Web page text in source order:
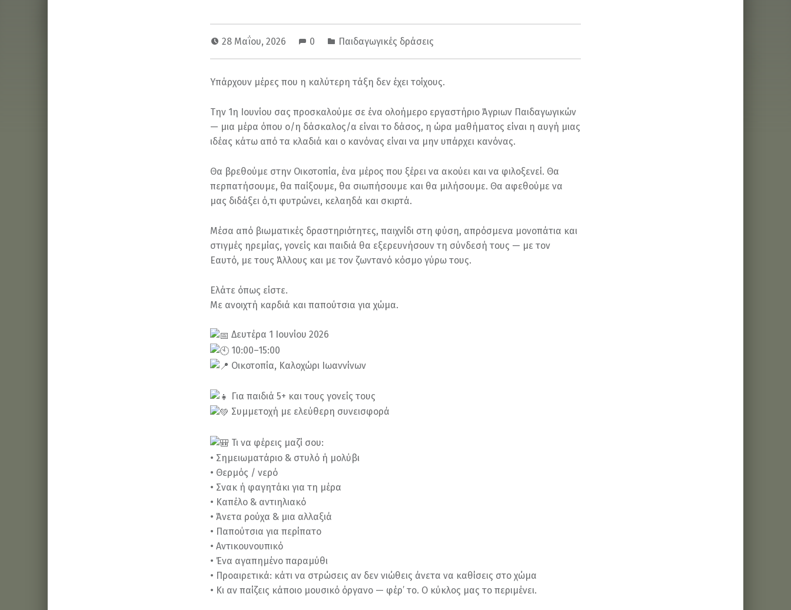
28 Μαΐου, 2026 0 Παιδαγωγικές δράσεις
Υπάρχουν μέρες που η καλύτερη τάξη δεν έχει τοίχους.
Την 1η Ιουνίου σας προσκαλούμε σε ένα ολοήμερο εργαστήριο Άγριων Παιδαγωγικών
— μια μέρα όπου ο/η δάσκαλος/α είναι το δάσος, η ώρα μαθήματος είναι η αυγή μιας
ιδέας κάτω από τα κλαδιά και ο κανόνας είναι να μην υπάρχει κανόνας.
Θα βρεθούμε στην Οικοτοπία, ένα μέρος που ξέρει να ακούει και να φιλοξενεί. Θα
περπατήσουμε, θα παίξουμε, θα σιωπήσουμε και θα μιλήσουμε. Θα αφεθούμε να
μας διδάξει ό,τι φυτρώνει, κελαηδά και σκιρτά.
Μέσα από βιωματικές δραστηριότητες, παιχνίδι στη φύση, απρόσμενα μονοπάτια και
στιγμές ηρεμίας, γονείς και παιδιά θα εξερευνήσουν τη σύνδεσή τους — με τον
Εαυτό, με τους Άλλους και με τον ζωντανό κόσμο γύρω τους.
Ελάτε όπως είστε.
Με ανοιχτή καρδιά και παπούτσια για χώμα.
Δευτέρα 1 Ιουνίου 2026
10:00–15:00
Οικοτοπία, Καλοχώρι Ιωαννίνων
Για παιδιά 5+ και τους γονείς τους
Συμμετοχή με ελεύθερη συνεισφορά
Τι να φέρεις μαζί σου:
• Σημειωματάριο & στυλό ή μολύβι
• Θερμός / νερό
• Σνακ ή φαγητάκι για τη μέρα
• Καπέλο & αντιηλιακό
• Άνετα ρούχα & μια αλλαξιά
• Παπούτσια για περίπατο
• Αντικουνουπικό
• Ένα αγαπημένο παραμύθι
• Προαιρετικά: κάτι να στρώσεις αν δεν νιώθεις άνετα να καθίσεις στο χώμα
• Κι αν παίζεις κάποιο μουσικό όργανο — φέρ’ το. Ο κύκλος μας το περιμένει.